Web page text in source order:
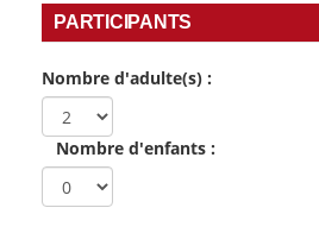
PARTICIPANTS
Nombre d'adulte(s) :
Nombre d'enfants :